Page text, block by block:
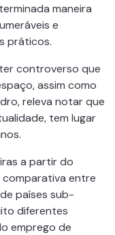
maneira
e
práticos.
controverso que
assim como
releva notar que
tem lugar
a partir do
comparativa entre
países sub-
diferentes
emprego de